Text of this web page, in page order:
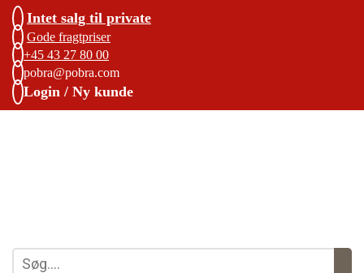
Intet salg til private
Gode fragtpriser
+45 43 27 80 00
pobra@pobra.com
Login / Ny kunde